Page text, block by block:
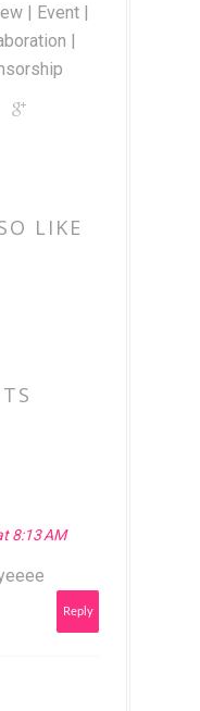
| Event |
|
LIKE
8:13 AM
Reply